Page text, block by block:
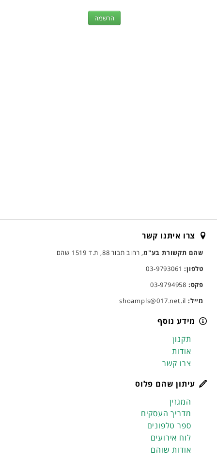
צרו איתנו קשר
שהם תקשורת בע"מ, רחוב תבור 88, ת.ד 1519 שהם
טלפון:03-9793061
פקס:
מייל:
מידע נוסף
תקנון
אודות
צרו קשר
עיתון שהם פלוס
המגזין
מדריך העסקים
ספר טלפונים
לוח אירועים
אודות שוהם